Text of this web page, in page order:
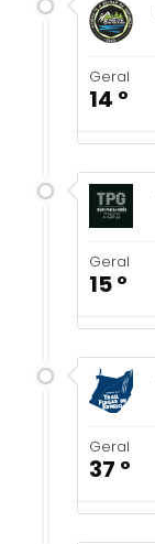
Geral
14 º
Geral
15 º
Geral
37 º